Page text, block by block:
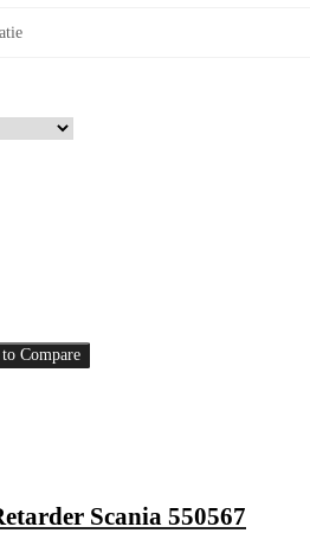
Compare
Scania 550567